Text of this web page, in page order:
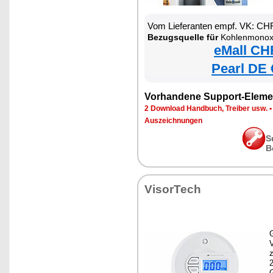
Vom Lieferanten empf. VK:
Bezugsquelle für
eMall
Pearl DE
Vorhandene Support-
2 Download Handbuch, Treiber usw. •
Auszeichnungen
VisorTech